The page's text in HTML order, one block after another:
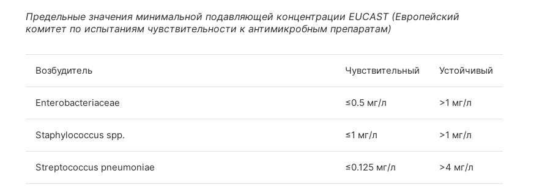
Предельные значения минимальной подавляющей концентрации EUCAST (Европейский
комитет по испытаниям чувствительности к антимикробным препаратам)
Возбудитель Чувствительный Устойчивый
Enterobacteriaceae ≤0.5 мг/л >1 мг/л
Staphylococcus spp. ≤1 мг/л >1 мг/л
Streptococcus pneumoniae ≤0.125 мг/л >4 мг/л